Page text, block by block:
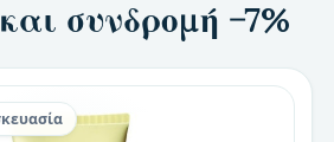
συνδρομή −7%